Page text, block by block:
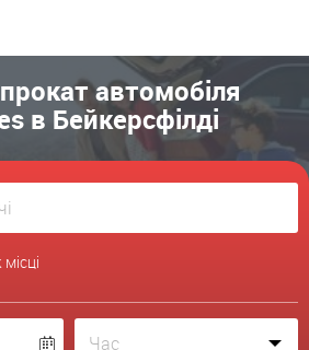
автомобіля
в Бейкерсфілді